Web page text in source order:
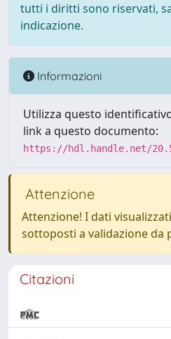
tutti i diritti sono riservati,
indicazione.
Informazioni
Utilizza questo
link a questo documento:
https://hdl.handle.net/
Attenzione
Attenzione! I dati
sottoposti a validazione da
Citazioni